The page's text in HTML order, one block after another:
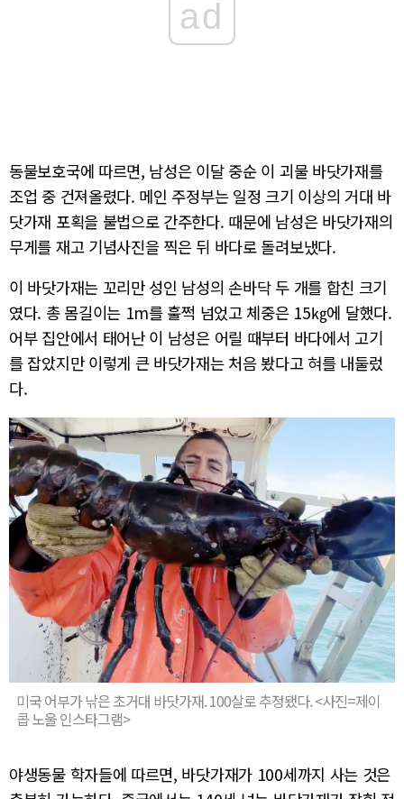
ad
동물보호국에 따르면, 남성은 이달 중순 이 괴물 바닷가재를
조업 중 건져올렸다. 메인 주정부는 일정 크기 이상의 거대 바
닷가재 포획을 불법으로 간주한다. 때문에 남성은 바닷가재의
무게를 재고 기념사진을 찍은 뒤 바다로 돌려보냈다.
이 바닷가재는 꼬리만 성인 남성의 손바닥 두 개를 합친 크기
였다. 총 몸길이는 1m를 훌쩍 넘었고 체중은 15㎏에 달했다.
어부 집안에서 태어난 이 남성은 어릴 때부터 바다에서 고기
를 잡았지만 이렇게 큰 바닷가재는 처음 봤다고 혀를 내둘렀
다.
미국 어부가 낚은 초거대 바닷가재. 100살로 추정됐다. <사진=제이
콥 노울 인스타그램>
야생동물 학자들에 따르면, 바닷가재가 100세까지 사는 것은